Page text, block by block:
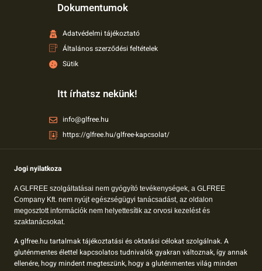
Dokumentumok
Adatvédelmi tájékoztató
Általános szerződési feltételek
Sütik
Itt írhatsz nekünk!
info@glfree.hu
https://glfree.hu/glfree-kapcsolat/
Jogi nyilatkoza
A GLFREE szolgáltatásai nem gyógyító tevékenységek, a GLFREE
Company Kft. nem nyújt egészségügyi tanácsadást, az oldalon
megosztott információk nem helyettesítik az orvosi kezelést és
szaktanácsokat.
A glfree.hu tartalmak tájékoztatási és oktatási célokat szolgálnak. A
gluténmentes élettel kapcsolatos tudnivalók gyakran változnak, így annak
ellenére, hogy mindent megteszünk, hogy a gluténmentes világ minden